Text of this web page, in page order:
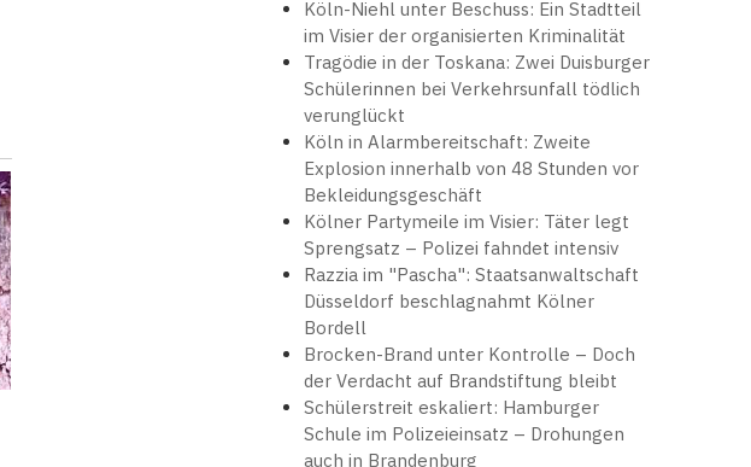
Köln-Niehl unter Beschuss: Ein Stadtteil
im Visier der organisierten Kriminalität
Tragödie in der Toskana: Zwei Duisburger
Schülerinnen bei Verkehrsunfall tödlich
verunglückt
Köln in Alarmbereitschaft: Zweite
Explosion innerhalb von 48 Stunden vor
Bekleidungsgeschäft
Kölner Partymeile im Visier: Täter legt
Sprengsatz – Polizei fahndet intensiv
Razzia im "Pascha": Staatsanwaltschaft
Düsseldorf beschlagnahmt Kölner
Bordell
Brocken-Brand unter Kontrolle – Doch
der Verdacht auf Brandstiftung bleibt
Schülerstreit eskaliert: Hamburger
Schule im Polizeieinsatz – Drohungen
auch in Brandenburg